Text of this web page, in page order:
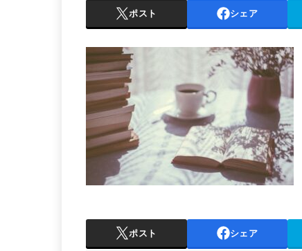
ポスト シェア
ポスト シェア